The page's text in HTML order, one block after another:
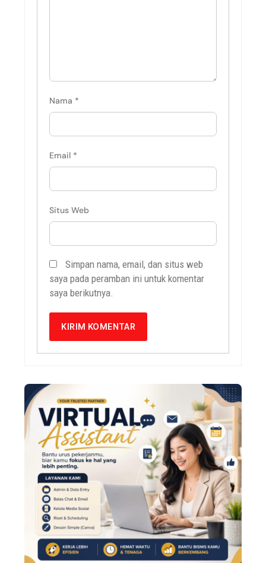
Nama *
Email *
Situs Web
Simpan nama, email, dan situs web
saya pada peramban ini untuk komentar
saya berikutnya.